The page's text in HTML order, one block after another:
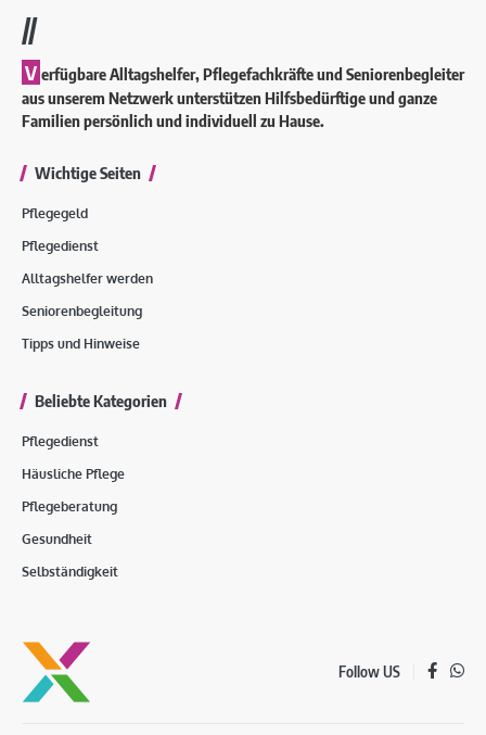
//
V erfügbare Alltagshelfer, Pflegefachkräfte und Seniorenbegleiter
aus unserem Netzwerk unterstützen Hilfsbedürftige und ganze
Familien persönlich und individuell zu Hause.
Wichtige Seiten
Pflegegeld
Pflegedienst
Alltagshelfer werden
Seniorenbegleitung
Tipps und Hinweise
Beliebte Kategorien
Pflegedienst
Häusliche Pflege
Pflegeberatung
Gesundheit
Selbständigkeit
Follow US